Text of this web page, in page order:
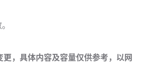
，具体内容及容量仅供参考，以网